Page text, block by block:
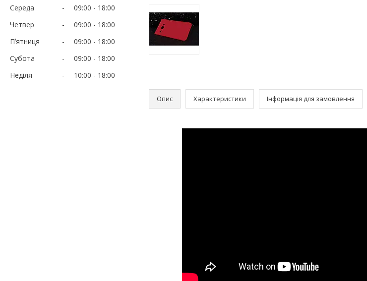
Середа
09:00
18:00
Четвер
09:00
18:00
Пʼятниця
09:00
18:00
Субота
09:00
18:00
Неділя
10:00 18:00
Опис Характеристики Інформація для замовлення